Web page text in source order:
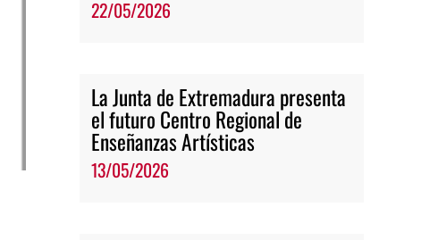
22/05/2026
La Junta de Extremadura presenta
el futuro Centro Regional de
Enseñanzas Artísticas
13/05/2026